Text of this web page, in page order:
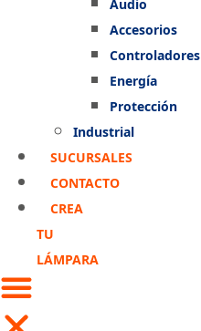
Audio
Accesorios
Controladores
Energía
Protección
Industrial
SUCURSALES
CONTACTO
CREA
TU
LÁMPARA